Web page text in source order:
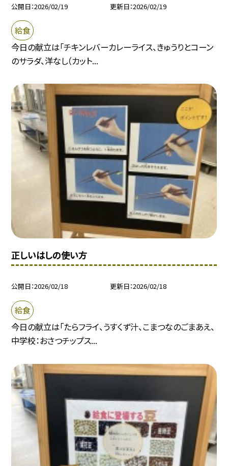
公開日 2026/02/19 更新日 2026/02/19
給食
今日の献立は「チキンレバーカレーライス、きゅうりとコーン
のサラダ、洋なし（カット...
正しいはしの使い方
公開日 2026/02/18 更新日 2026/02/18
給食
今日の献立は「たらフライ、うすくず汁、こまつなのごまあえ、
中学校：おさつチップス...